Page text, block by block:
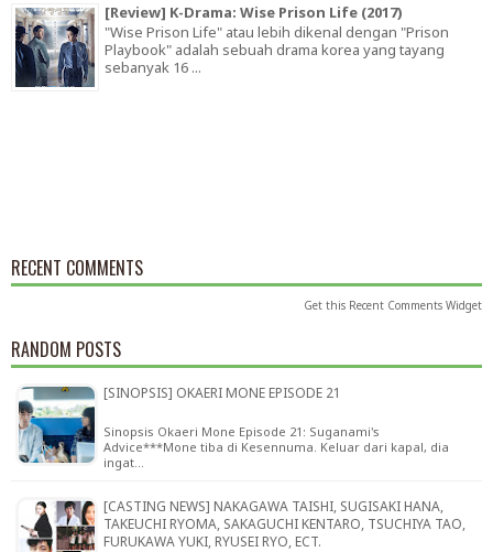
[Review] K-Drama: Wise Prison Life (2017)
"Wise Prison Life" atau lebih dikenal dengan "Prison
Playbook" adalah sebuah drama korea yang tayang
sebanyak 16 ...
RECENT COMMENTS
Get this Recent Comments Widget
RANDOM POSTS
[SINOPSIS] OKAERI MONE EPISODE 21
Sinopsis Okaeri Mone Episode 21: Suganami's
Advice***Mone tiba di Kesennuma. Keluar dari kapal, dia
ingat…
[CASTING NEWS] NAKAGAWA TAISHI, SUGISAKI HANA,
TAKEUCHI RYOMA, SAKAGUCHI KENTARO, TSUCHIYA TAO,
FURUKAWA YUKI, RYUSEI RYO, ECT.